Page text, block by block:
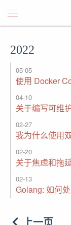
2022
05-05
使用 Docker
04-10
关于编写可维
02-27
我为什么使用
02-20
关于焦虑和拖
02-13
Golang: 如何
上一页